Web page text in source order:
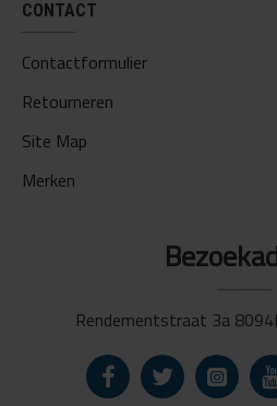
CONTACT
Contactformulier
Retourneren
Site Map
Merken
Rendementstraat 3a